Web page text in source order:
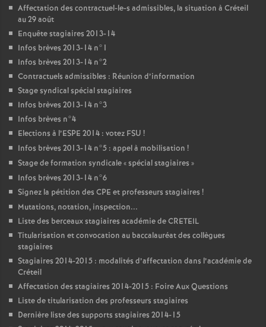
Affectation des contractuel-le-s admissibles, la situation à Créteil
au 29 août
Enquête stagiaires 2013-14
Infos brèves 2013-14 n°1
Infos brèves 2013-14 n°2
Contractuels admissibles : Réunion d’information
Stage syndical spécial stagiaires
Infos brèves 2013-14 n°3
Infos brèves n°4
Elections à l’ESPE 2014 : votez FSU !
Infos brèves 2013-14 n°5 : appel à mobilisation !
Stage de formation syndicale «spécial stagiaires »
Infos brèves 2013-14 n°6
Signez la pétition des CPE et professeurs stagiaires !
Mutations, notation, inspection...
Liste des berceaux stagiaires académie deCRETEIL
Titularisation et convocation au baccalauréat des collègues
stagiaires
Stagiaires 2014-2015 : modalités d’affectation dans l’académie de
Créteil
Affectation des stagiaires 2014-2015 : Foire Aux Questions
Liste de titularisation des professeurs stagiaires
Dernière liste des supports stagiaires 2014-15